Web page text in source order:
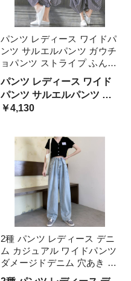
パンツ レディース ワイドパ
ンツ サルエルパンツ ガウチ
ョパンツ ストライプ ふんわ
り 華やか スカーチョ 7分丈
膝下 モノトーン おしゃれ
かっこいい 大人可愛い レト
ロ ゆったり ゆる 個性的
パンツ レディース ワイド
パンツ サルエルパンツ ガ
ウチョパンツ ストライプ
ョ 7分丈 膝下 モノトーン
おしゃれ かっこいい 大人
可愛い
￥4,130
2種 パンツ レディース デニ
ム カジュアル ワイドパンツ
ダメージドデニム 穴あき 大
きいサイズ xl 2xl 3xl 4xl 5xl